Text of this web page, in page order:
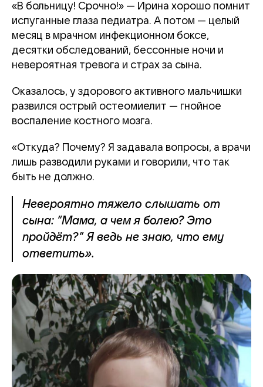
«В больницу! Срочно!» — Ирина хорошо помнит
испуганные глаза педиатра. А потом — целый
месяц в мрачном инфекционном боксе,
десятки обследований, бессонные ночи и
невероятная тревога и страх за сына.
Оказалось, у здорового активного мальчишки
развился острый остеомиелит — гнойное
воспаление костного мозга.
«Откуда? Почему? Я задавала вопросы, а врачи
лишь разводили руками и говорили, что так
быть не должно.
Невероятно тяжело слышать от
сына: “Мама, а чем я болею? Это
пройдёт?” Я ведь не знаю, что ему
ответить».